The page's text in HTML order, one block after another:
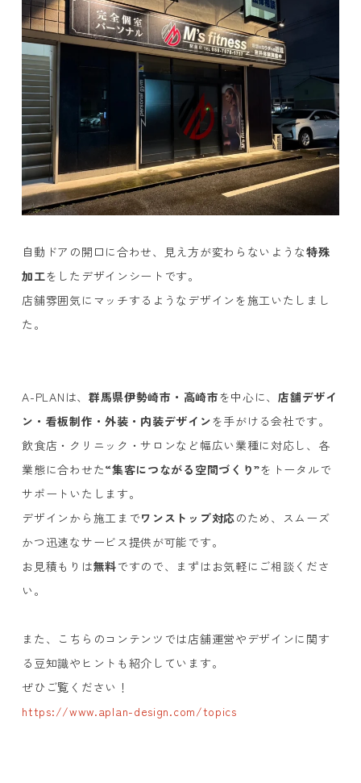
自動ドアの開口に合わせ、見え方が変わらないような特殊
加工をしたデザインシートです。
店舗雰囲気にマッチするようなデザインを施工いたしまし
た。
A-PLAN は、 群馬県伊勢崎市・高崎市を中心に、店舗デザイ
ン・看板制作・外装・内装デザインを手がける会社です。
飲食店・クリニック・サロンなど幅広い業種に対応し、各
業態に合わせた“集客につながる空間づくり”をトータルで
サポートいたします。
デザインから施工までワンストップ対応のため、スムーズ
かつ迅速なサービス提供が可能です。
お見積もりは無料ですので、まずはお気軽にご相談くださ
い。
また、こちらのコンテンツでは店舗運営やデザインに関す
る豆知識やヒントも紹介しています。
ぜひご覧ください！
https://www.aplan-design.com/topics